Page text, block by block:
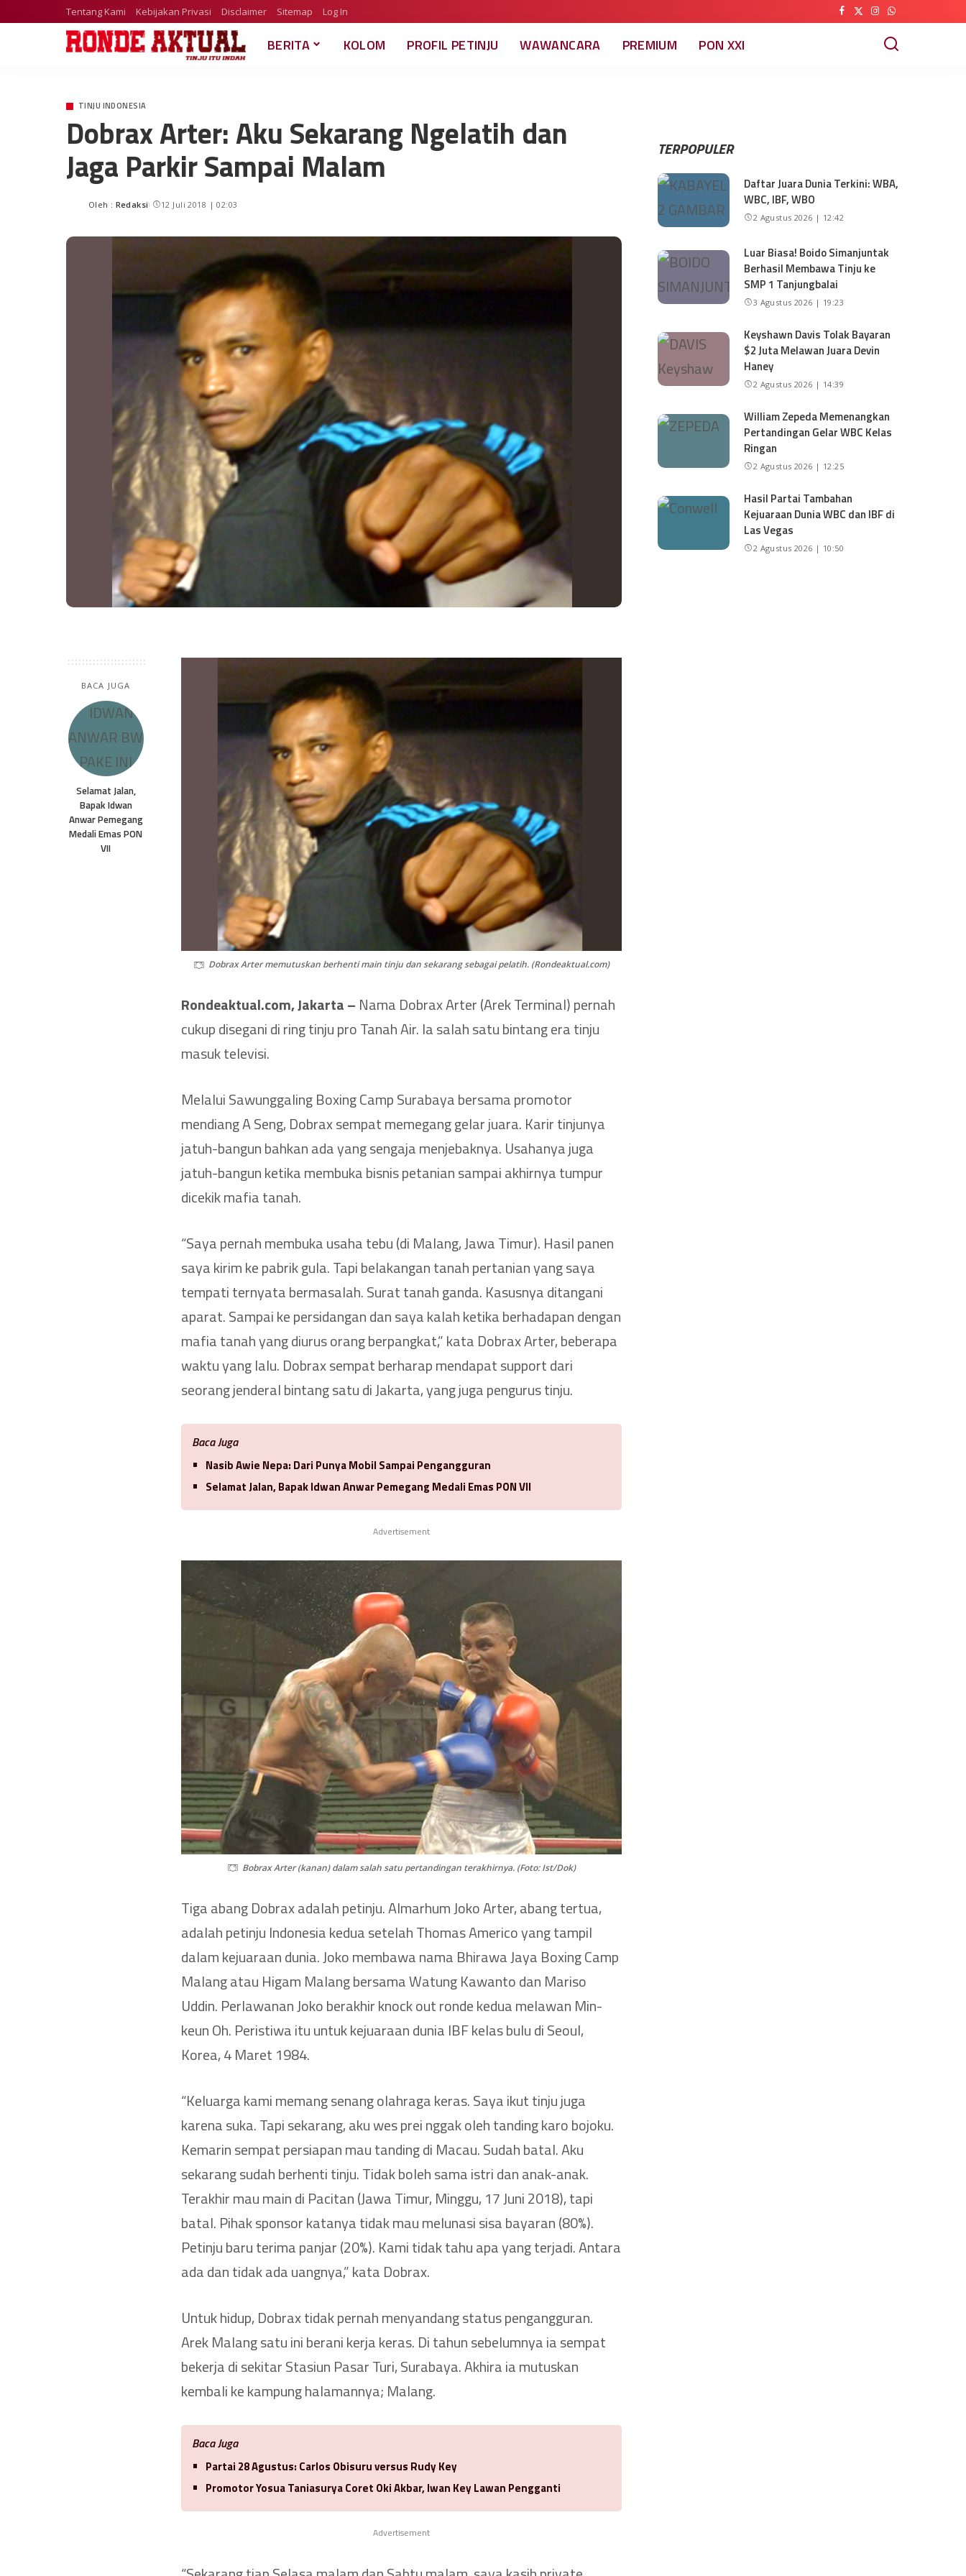
Tentang Kami Kebijakan Privasi Disclaimer Sitemap Log In
BERITA KOLOM PROFIL PETINJU WAWANCARA PREMIUM PON XXI
TINJU INDONESIA
Dobrax Arter: Aku Sekarang Ngelatih dan
Jaga Parkir Sampai Malam
Oleh : Redaksi 12 Juli 2018 | 02:03
BACA JUGA
Selamat Jalan,
Bapak Idwan
Anwar Pemegang
Medali Emas PON
VII
Dobrax Arter memutuskan berhenti main tinju dan sekarang sebagai pelatih. (Rondeaktual.com)
Rondeaktual.com, Jakarta – Nama Dobrax Arter (Arek Terminal) pernah
cukup disegani di ring tinju pro Tanah Air. Ia salah satu bintang era tinju
masuk televisi.
Melalui Sawunggaling Boxing Camp Surabaya bersama promotor
mendiang A Seng, Dobrax sempat memegang gelar juara. Karir tinjunya
jatuh-bangun bahkan ada yang sengaja menjebaknya. Usahanya juga
jatuh-bangun ketika membuka bisnis petanian sampai akhirnya tumpur
dicekik mafia tanah.
“Saya pernah membuka usaha tebu (di Malang, Jawa Timur). Hasil panen
saya kirim ke pabrik gula. Tapi belakangan tanah pertanian yang saya
tempati ternyata bermasalah. Surat tanah ganda. Kasusnya ditangani
aparat. Sampai ke persidangan dan saya kalah ketika berhadapan dengan
mafia tanah yang diurus orang berpangkat,” kata Dobrax Arter, beberapa
waktu yang lalu. Dobrax sempat berharap mendapat support dari
seorang jenderal bintang satu di Jakarta, yang juga pengurus tinju.
Baca Juga
Nasib Awie Nepa: Dari Punya Mobil Sampai Pengangguran
Selamat Jalan, Bapak Idwan Anwar Pemegang Medali Emas PON VII
Advertisement
Bobrax Arter (kanan) dalam salah satu pertandingan terakhirnya. (Foto: Ist/Dok)
Tiga abang Dobrax adalah petinju. Almarhum Joko Arter, abang tertua,
adalah petinju Indonesia kedua setelah Thomas Americo yang tampil
dalam kejuaraan dunia. Joko membawa nama Bhirawa Jaya Boxing Camp
Malang atau Higam Malang bersama Watung Kawanto dan Mariso
Uddin. Perlawanan Joko berakhir knock out ronde kedua melawan Min-
keun Oh. Peristiwa itu untuk kejuaraan dunia IBF kelas bulu di Seoul,
Korea, 4 Maret 1984.
“Keluarga kami memang senang olahraga keras. Saya ikut tinju juga
karena suka. Tapi sekarang, aku wes prei nggak oleh tanding karo bojoku.
Kemarin sempat persiapan mau tanding di Macau. Sudah batal. Aku
sekarang sudah berhenti tinju. Tidak boleh sama istri dan anak-anak.
Terakhir mau main di Pacitan (Jawa Timur, Minggu, 17 Juni 2018), tapi
batal. Pihak sponsor katanya tidak mau melunasi sisa bayaran (80%).
Petinju baru terima panjar (20%). Kami tidak tahu apa yang terjadi. Antara
ada dan tidak ada uangnya,” kata Dobrax.
Untuk hidup, Dobrax tidak pernah menyandang status pengangguran.
Arek Malang satu ini berani kerja keras. Di tahun sebelumnya ia sempat
bekerja di sekitar Stasiun Pasar Turi, Surabaya. Akhira ia mutuskan
kembali ke kampung halamannya; Malang.
Baca Juga
Partai 28 Agustus: Carlos Obisuru versus Rudy Key
Promotor Yosua Taniasurya Coret Oki Akbar, Iwan Key Lawan Pengganti
Advertisement
TERPOPULER
Daftar Juara Dunia Terkini: WBA,
WBC, IBF, WBO
2 Agustus 2026 | 12:42
Luar Biasa! Boido Simanjuntak
Berhasil Membawa Tinju ke
SMP 1 Tanjungbalai
3 Agustus 2026 | 19:23
Keyshawn Davis Tolak Bayaran
$2 Juta Melawan Juara Devin
Haney
2 Agustus 2026 | 14:39
William Zepeda Memenangkan
Pertandingan Gelar WBC Kelas
Ringan
2 Agustus 2026 | 12:25
Hasil Partai Tambahan
Kejuaraan Dunia WBC dan IBF di
Las Vegas
2 Agustus 2026 | 10:50